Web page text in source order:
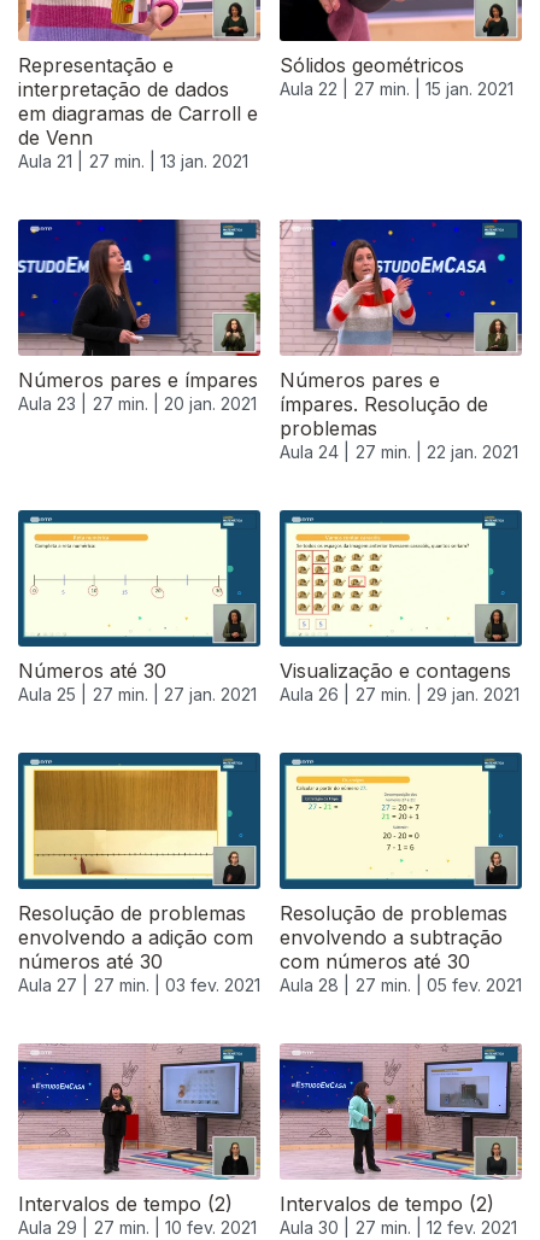
Representação e
interpretação de dados
em diagramas de Carroll e
de Venn
Aula 21 | 27 min. | 13 jan. 2021
Sólidos geométricos
Aula 22 | 27 min. | 15 jan. 2021
Números pares e ímpares
Aula 23 | 27 min. | 20 jan. 2021
Números pares e
ímpares. Resolução de
problemas
Aula 24 | 27 min. | 22 jan. 2021
519346
Números até 30
Aula 25 | 27 min. | 27 jan. 2021
Visualização e contagens
Aula 26 | 27 min. | 29 jan. 2021
Resolução de problemas
envolvendo a adição com
números até 30
Aula 27 | 27 min. | 03 fev. 2021
Resolução de problemas
envolvendo a subtração
com números até 30
Aula 28 | 27 min. | 05 fev. 2021
Intervalos de tempo (2)
Aula 29 | 27 min. | 10 fev. 2021
Intervalos de tempo (2)
Aula 30 | 27 min. | 12 fev. 2021